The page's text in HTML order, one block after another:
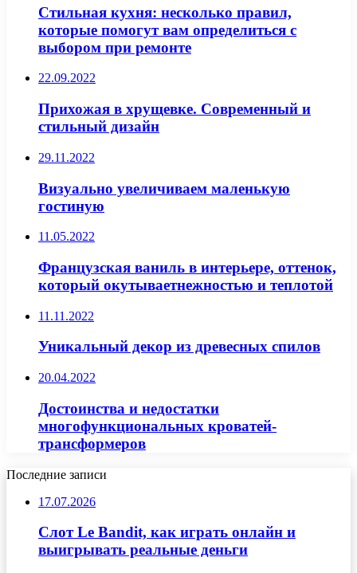
Стильная кухня: несколько правил,
которые помогут вам определиться с
выбором при ремонте
22.09.2022
Прихожая в хрущевке. Современный и
стильный дизайн
29.11.2022
Визуально увеличиваем маленькую
гостиную
11.05.2022
Французская ваниль в интерьере, оттенок,
который окутываетнежностью и теплотой
11.11.2022
Уникальный декор из древесных спилов
20.04.2022
Достоинства и недостатки
многофункциональных кроватей-
трансформеров
Последние записи
17.07.2026
Слот Le Bandit, как играть онлайн и
выигрывать реальные деньги